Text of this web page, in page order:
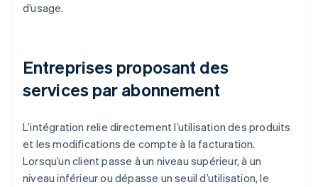
d’usage.
Entreprises proposant des
services par abonnement
L’intégration relie directement l’utilisation des produits
et les modifications de compte à la facturation.
Lorsqu’un client passe à un niveau supérieur, à un
niveau inférieur ou dépasse un seuil d’utilisation, le